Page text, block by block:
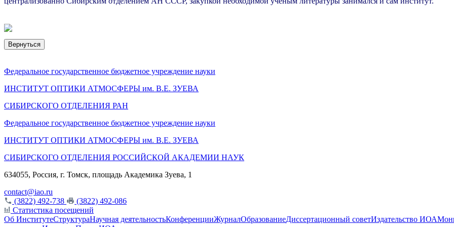
Вернуться
Федеральное государственное бюджетное учреждение науки
ИНСТИТУТ ОПТИКИ АТМОСФЕРЫ им. В.Е. ЗУЕВА
СИБИРСКОГО ОТДЕЛЕНИЯ РАН
Федеральное государственное бюджетное учреждение науки
ИНСТИТУТ ОПТИКИ АТМОСФЕРЫ им. В.Е. ЗУЕВА
СИБИРСКОГО ОТДЕЛЕНИЯ РОССИЙСКОЙ АКАДЕМИИ НАУК
634055, Россия, г. Томск, площадь Академика Зуева, 1
contact@iao.ru
(3822) 492-738
(3822) 492-086
Статистика посещений
Об ИнститутеСтруктураНаучная деятельностьКонференцииЖурналОбразованиеДиссертационный советИздательство ИОА